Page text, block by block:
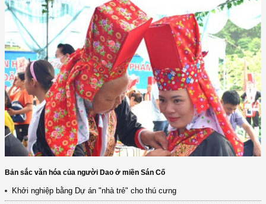
Bản sắc văn hóa của người Dao ở miền Sán Cố
Khởi nghiệp bằng Dự án "nhà trẻ" cho thú cưng